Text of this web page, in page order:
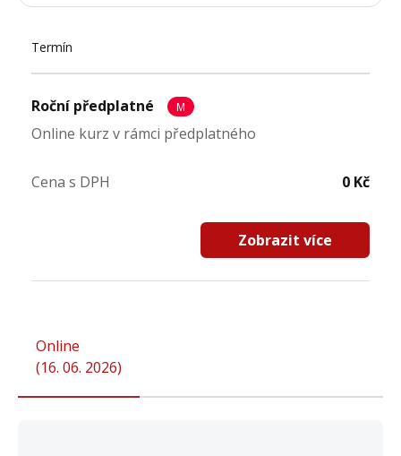
Termín
Roční předplatné M
Online kurz v rámci předplatného
Cena s DPH 0 Kč
Zobrazit více
Online
(16. 06. 2026)